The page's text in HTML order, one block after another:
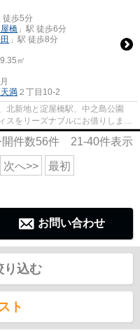
徒歩5分
橋 」駅 徒歩6分
」駅 徒歩8分
㎡
満 ２丁目10-2
北新地と淀屋橋駅、中之島公園
スをリーズナブルにお借りしませ
しな...
件数56件 21-40件表示
次へ>> 最初
お問い合わせ
り込む
ト